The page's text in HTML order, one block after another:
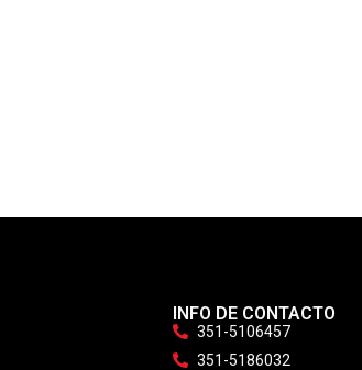
INFO DE CONTACTO
351-5106457
351-5186032